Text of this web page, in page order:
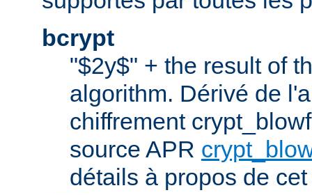
bcrypt
"$2y$" + the result of
algorithm. Dérivé de
chiffrement
source APR
détails à propos de